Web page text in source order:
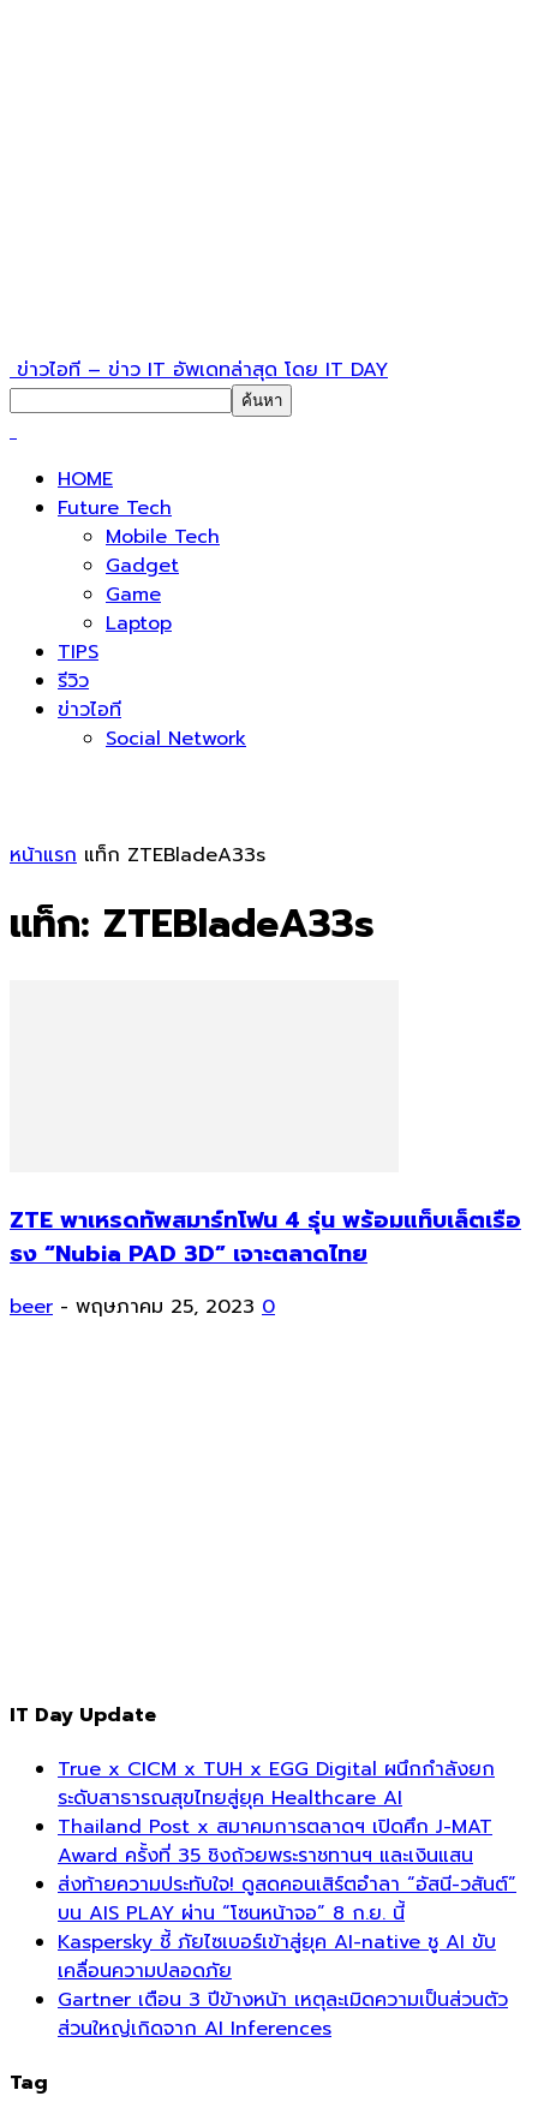
ข่าวไอที – ข่าว IT อัพเดทล่าสุด โดย IT DAY
HOME
Future Tech
Mobile Tech
Gadget
Game
Laptop
TIPS
รีวิว
ข่าวไอที
Social Network
หน้าแรก แท็ก ZTEBladeA33s
แท็ก: ZTEBladeA33s
ZTE พาเหรดทัพสมาร์ทโฟน 4 รุ่น พร้อมแท็บเล็ตเรือ
ธง “Nubia PAD 3D” เจาะตลาดไทย
beer - พฤษภาคม 25, 2023 0
IT Day Update
True x CICM x TUH x EGG Digital ผนึกกำลังยก
ระดับสาธารณสุขไทยสู่ยุค Healthcare AI
Thailand Post x สมาคมการตลาดฯ เปิดศึก J-MAT
Award ครั้งที่ 35 ชิงถ้วยพระราชทานฯ และเงินแสน
ส่งท้ายความประทับใจ! ดูสดคอนเสิร์ตอำลา “อัสนี-วสันต์”
บน AIS PLAY ผ่าน “โซนหน้าจอ” 8 ก.ย. นี้
Kaspersky ชี้ ภัยไซเบอร์เข้าสู่ยุค AI-native ชู AI ขับ
เคลื่อนความปลอดภัย
Gartner เตือน 3 ปีข้างหน้า เหตุละเมิดความเป็นส่วนตัว
ส่วนใหญ่เกิดจาก AI Inferences
Tag